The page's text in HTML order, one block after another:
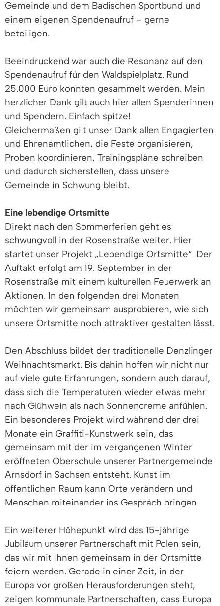
Gemeinde und dem Badischen Sportbund und
einem eigenen Spendenaufruf – gerne
beteiligen.
Beeindruckend war auch die Resonanz auf den
Spendenaufruf für den Waldspielplatz. Rund
25.000 Euro konnten gesammelt werden. Mein
herzlicher Dank gilt auch hier allen Spenderinnen
und Spendern. Einfach spitze!
Gleichermaßen gilt unser Dank allen Engagierten
und Ehrenamtlichen, die Feste organisieren,
Proben koordinieren, Trainingspläne schreiben
und dadurch sicherstellen, dass unsere
Gemeinde in Schwung bleibt.
Eine lebendige Ortsmitte
Direkt nach den Sommerferien geht es
schwungvoll in der Rosenstraße weiter. Hier
startet unser Projekt „Lebendige Ortsmitte“. Der
Auftakt erfolgt am 19. September in der
Rosenstraße mit einem kulturellen Feuerwerk an
Aktionen. In den folgenden drei Monaten
möchten wir gemeinsam ausprobieren, wie sich
unsere Ortsmitte noch attraktiver gestalten lässt.
Den Abschluss bildet der traditionelle Denzlinger
Weihnachtsmarkt. Bis dahin hoffen wir nicht nur
auf viele gute Erfahrungen, sondern auch darauf,
dass sich die Temperaturen wieder etwas mehr
nach Glühwein als nach Sonnencreme anfühlen.
Ein besonderes Projekt wird während der drei
Monate ein Graffiti-Kunstwerk sein, das
gemeinsam mit der im vergangenen Winter
eröffneten Oberschule unserer Partnergemeinde
Arnsdorf in Sachsen entsteht. Kunst im
öffentlichen Raum kann Orte verändern und
Menschen miteinander ins Gespräch bringen.
Ein weiterer Höhepunkt wird das 15-jährige
Jubiläum unserer Partnerschaft mit Polen sein,
das wir mit Ihnen gemeinsam in der Ortsmitte
feiern werden. Gerade in einer Zeit, in der
Europa vor großen Herausforderungen steht,
zeigen kommunale Partnerschaften, dass Europa